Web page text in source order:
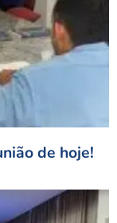
de hoje!